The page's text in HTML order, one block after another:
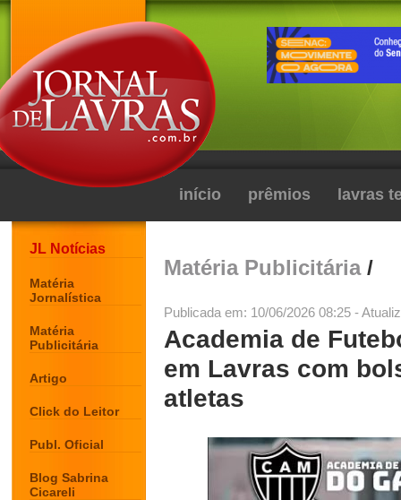
início prêmios lavras
JL Notícias
Matéria
Jornalística
Matéria
Publicitária
Artigo
Click do Leitor
Publ. Oficial
Blog Sabrina
Cicareli
Matéria Publicitária/
Publicada em: 10/06/2026 08:25 -
Academia de
em Lavras com
atletas